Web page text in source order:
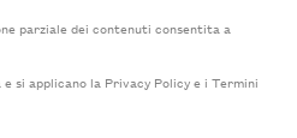
parziale dei contenuti consentita a
si applicano la Privacy Policye i Termini